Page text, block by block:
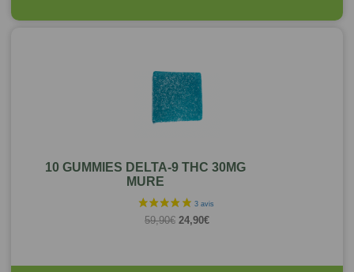
10 GUMMIES DELTA-9 THC 30MG
MURE
59,90€ Le
24,90€Le